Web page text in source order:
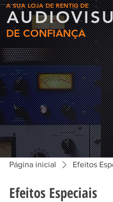
DE CONFIANÇA
A SUA LOJA DE RENTIG DE
Página inicial Efeitos
Efeitos Especiais